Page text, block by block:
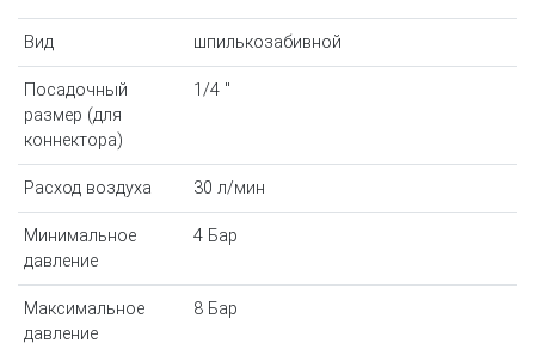
Вид шпилькозабивной
Посадочный
размер (для
коннектора)
1/4 "
Расход воздуха 30 л/мин
Минимальное
давление
4 Бар
Максимальное
давление
8 Бар